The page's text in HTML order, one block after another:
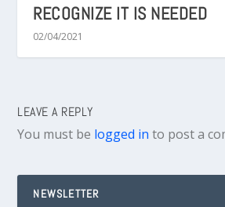
RECOGNIZE IT IS NEEDED
02/04/2021
LEAVE A REPLY
You must be logged in to post a
NEWSLETTER